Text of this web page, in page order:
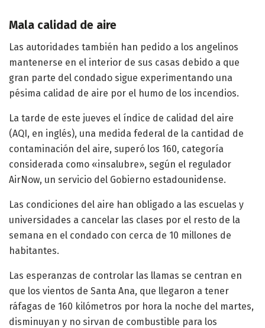
Mala calidad de aire
Las autoridades también han pedido a los angelinos
mantenerse en el interior de sus casas debido a que
gran parte del condado sigue experimentando una
pésima calidad de aire por el humo de los incendios.
La tarde de este jueves el índice de calidad del aire
(AQI, en inglés), una medida federal de la cantidad de
contaminación del aire, superó los 160, categoría
considerada como «insalubre», según el regulador
AirNow, un servicio del Gobierno estadounidense.
Las condiciones del aire han obligado a las escuelas y
universidades a cancelar las clases por el resto de la
semana en el condado con cerca de 10 millones de
habitantes.
Las esperanzas de controlar las llamas se centran en
que los vientos de Santa Ana, que llegaron a tener
ráfagas de 160 kilómetros por hora la noche del martes,
disminuyan y no sirvan de combustible para los